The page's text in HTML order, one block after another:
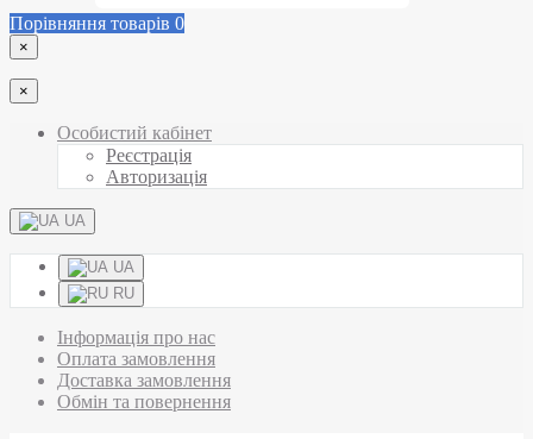
Порівняння товарів 0
×
×
Особистий кабінет
Реєстрація
Авторизація
UA
UA
RU
Інформація про нас
Оплата замовлення
Доставка замовлення
Обмін та повернення